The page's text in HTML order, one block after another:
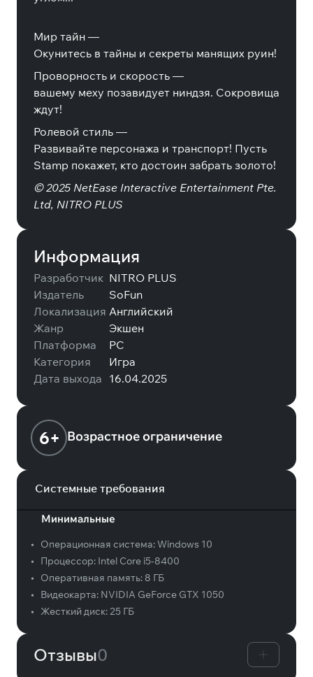
Мир тайн —
Окунитесь в тайны и секреты манящих руин!
Проворность и скорость —
вашему меху позавидует ниндзя. Сокровища
ждут!
Ролевой стиль —
Развивайте персонажа и транспорт! Пусть
Stamp покажет, кто достоин забрать золото!
© 2025 NetEase Interactive Entertainment Pte.
Ltd, NITRO PLUS
Информация
Разработчик NITRO PLUS
Издатель
SoFun
Локализация Английский
Жанр
Экшен
Платформа
PC
Категория
Игра
Дата выхода 16.04.2025
6+ Возрастное ограничение
Системные требования
Минимальные
• Операционная система:Windows 10
•
Процессор: Intel Core i5-8400
•
Оперативная память: 8 ГБ
•
Видеокарта: NVIDIA GeForce GTX 1050
•
Жесткий диск:25 ГБ
Отзывы0